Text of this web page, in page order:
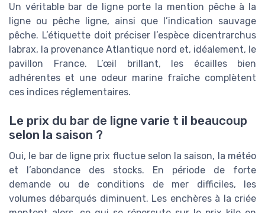
Un véritable bar de ligne porte la mention pêche à la
ligne ou pêche ligne, ainsi que l’indication sauvage
pêche. L’étiquette doit préciser l’espèce dicentrarchus
labrax, la provenance Atlantique nord et, idéalement, le
pavillon France. L’œil brillant, les écailles bien
adhérentes et une odeur marine fraîche complètent
ces indices réglementaires.
Le prix du bar de ligne varie t il beaucoup
selon la saison ?
Oui, le bar de ligne prix fluctue selon la saison, la météo
et l’abondance des stocks. En période de forte
demande ou de conditions de mer difficiles, les
volumes débarqués diminuent. Les enchères à la criée